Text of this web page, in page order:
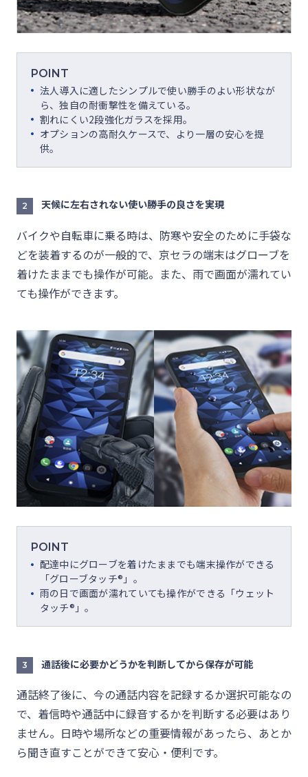
POINT
法人導入に適したシンプルで使い勝手のよい形状なが
ら、独自の耐衝撃性を備えている。
割れにくい2段強化ガラスを採用。
オプションの高耐久ケースで、より一層の安心を提
供。
2 天候に左右されない使い勝手の良さを実現
バイクや自転車に乗る時は、防寒や安全のために手袋な
どを装着するのが一般的で、京セラの端末はグローブを
着けたままでも操作が可能。また、雨で画面が濡れてい
ても操作ができます。
POINT
配達中にグローブを着けたままでも端末操作ができる
「グローブタッチ®」。
雨の日で画面が濡れていても操作ができる「ウェット
タッチ®」。
3 通話後に必要かどうかを判断してから保存が可能
通話終了後に、今の通話内容を記録するか選択可能なの
で、着信時や通話中に録音するかを判断する必要はあり
ません。日時や場所などの重要情報があったら、あとか
ら聞き直すことができて安心・便利です。